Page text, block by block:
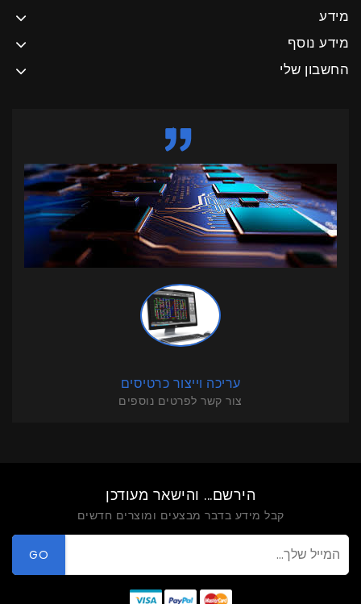
מידע
מידע נוסף
החשבון שלי
עריכה וייצור כרטיסים
צור קשר לפרטים נוספים
הירשם... והישאר מעודכן
קבל מידע בדבר מבצעים ומוצרים חדשים
GO